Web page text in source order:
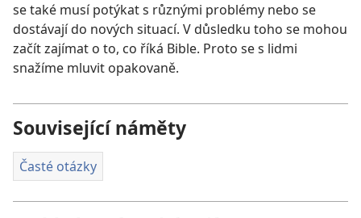
se také musí potýkat s různými problémy nebo se
dostávají do nových situací. V důsledku toho se mohou
začít zajímat o to, co říká Bible. Proto se s lidmi
snažíme mluvit opakovaně.
Související náměty
Časté otázky